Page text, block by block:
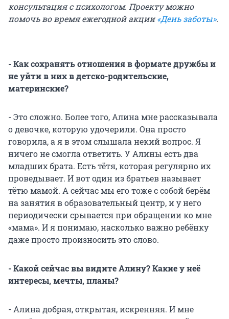
консультация с психологом. Проекту можно
помочь во время ежегодной акции«День заботы».
- Как сохранять отношения в формате дружбы и
не уйти в них в детско-родительские,
материнские?
- Это сложно. Более того, Алина мне рассказывала
о девочке, которую удочерили. Она просто
говорила, а я в этом слышала некий вопрос. Я
ничего не смогла ответить. У Алины есть два
младших брата. Есть тётя, которая регулярно их
проведывает. И вот один из братьев называет
тётю мамой. А сейчас мы его тоже с собой берём
на занятия в образовательный центр, и у него
периодически срывается при обращении ко мне
«мама». И я понимаю, насколько важно ребёнку
даже просто произносить это слово.
- Какой сейчас вы видите Алину? Какие у неё
интересы, мечты, планы?
- Алина добрая, открытая, искренняя. И мне